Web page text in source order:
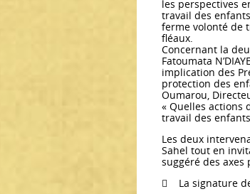
les perspectives
travail des
ferme volonté de
fléaux.
Concernant la
Fatoumata
implication des
protection des
Oumarou,
« Quelles actions
travail des
Les deux
Sahel tout en
suggéré des
 La signature de